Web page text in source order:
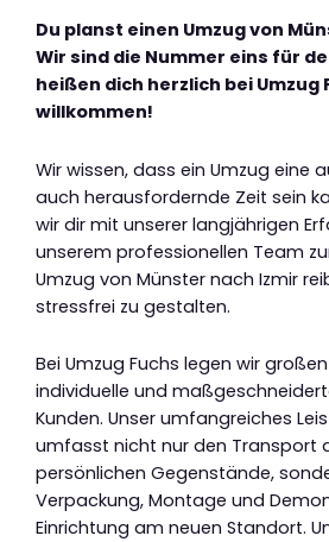
Du planst einen Umzug von
Wir sind die Nummer eins für
heißen dich herzlich bei Umzug
willkommen!
Wir wissen, dass ein Umzug eine
auch herausfordernde Zeit sein
wir dir mit unserer langjährigen
unserem professionellen Team
Umzug von Münster nach Izmir
stressfrei zu gestalten.
Bei Umzug Fuchs legen wir
individuelle und
Kunden. Unser umfangreiches
umfasst nicht nur den Transport
persönlichen Gegenstände,
Verpackung, Montage und
Einrichtung am neuen Standort.